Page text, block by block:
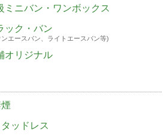
ミニバン・ワンボックス
ック・バン
エースバン、ライトエースバン等)
オリジナル
ッドレス